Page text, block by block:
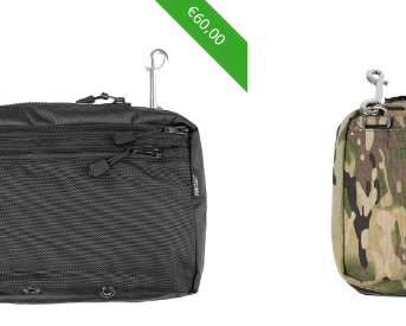
€60,00